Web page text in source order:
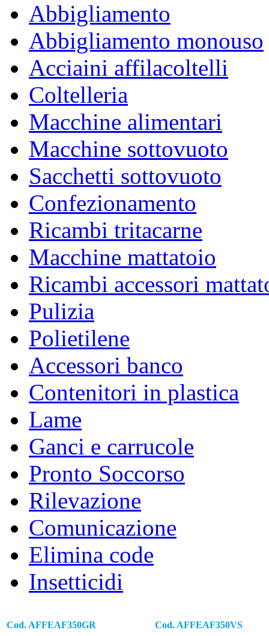
ABBIGLIAMENTO
A NORMA ALIMENTARE E MONOUSO
ACCESSORI E RICAMBI
PER L’INDUSTRIA AGRO-ALIMENTARE E SPACCI
Abbigliamento
Abbigliamento monouso
Acciaini affilacoltelli
Coltelleria
Macchine alimentari
Macchine sottovuoto
Sacchetti sottovuoto
Confezionamento
Ricambi tritacarne
Macchine mattatoio
Ricambi accessori
Pulizia
Polietilene
Accessori banco
Contenitori in plastica
Lame
Ganci e carrucole
Pronto Soccorso
Rilevazione
Comunicazione
Elimina code
Insetticidi
Cod. AFFEAF350GR Cod. AFFEAF350VS